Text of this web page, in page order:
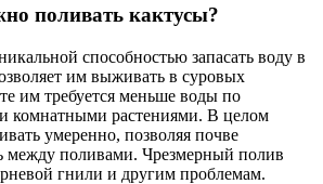
поливать кактусы?
способностью запасать воду в
им выживать в суровых
им требуется меньше воды по
комнатными растениями. В целом
умеренно, позволяя почве
между поливами. Чрезмерный полив
гнили и другим проблемам.